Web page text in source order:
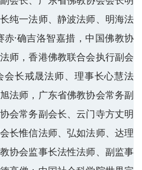
纯一法师、静波法师、明海法
赤·确吉洛智嘉措，中国佛教协
师，香港佛教联合会执行副会
长戒晟法师、理事长心慧法
法师，广东省佛教协会常务副
会常务副会长、云门寺方丈明
长惟信法师、弘如法师、达理
协会监事长法性法师、副监事